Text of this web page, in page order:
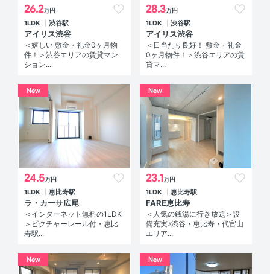
26.2万円
1LDK 渋谷駅
アイリス渋谷
＜嬉しい 敷金・礼金0ヶ月物
件！＞渋谷エリアの賃貸マン
ション...
28.3万円
1LDK 渋谷駅
アイリス渋谷
＜日当たり良好！ 敷金・礼金
0ヶ月物件！＞渋谷エリアの賃
貸マ...
New
24.5万円
1LDK 恵比寿駅
ラ・カーサ広尾
＜インターネット無料の1LDK
＞ピクチャーレール付・恵比
寿駅...
New
23.1万円
1LDK 恵比寿駅
FARE恵比寿
＜人気の銭湯に行き放題＞設
備充実♪渋谷・恵比寿・代官山
エリア...
New New